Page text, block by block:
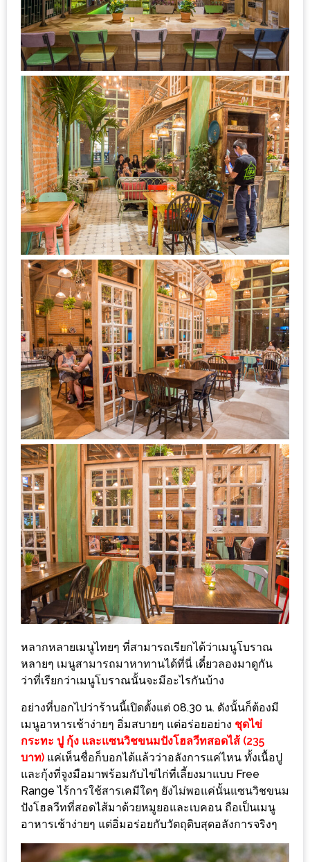
บ้านนา
เมนู
เด็ด
จาก
ANNA
FARM
ที่
เอาชนะ
ใจ
กรรมการ
จาก
THE
DISH
EVENT
ที่
ต้อง
ห้าม
พลาด
สำหรับ
ฤดู
หนาว
นี้
PING
FAI
FESTIVAL
2
–
ช็อป
ฟิน
กิน
HFG
E-
NEWS
GAME
(SABAI
SEAFOOD)
HOMEPRO
FAIR
เชียงใหม่
หลากหลายเมนูไทยๆ ที่สามารถเรียกได้ว่าเมนูโบราณ
หลายๆ เมนูสามารถมาหาทานได้ที่นี่ เดี๋ยวลองมาดูกัน
ว่าที่เรียกว่าเมนูโบราณนั้นจะมีอะไรกันบ้าง
อย่างที่บอกไปว่าร้านนี้เปิดตั้งแต่ 08.30 น.​ ดังนั้นก็ต้องมี
เมนูอาหารเช้าง่ายๆ อิ่มสบายๆ แต่อร่อยอย่าง ชุดไข่
กระทะ ปู กุ้ง และแซนวิชขนมปังโฮลวีทสอดไส้ (235
บาท) แค่เห็นชื่อก็บอกได้แล้วว่าอลังการแค่ไหน ทั้งเนื้อปู
และกุ้งที่จูงมือมาพร้อมกับไข่ไก่ที่เลี้ยงมาแบบ Free
Range ไร้การใช้สารเคมีใดๆ ยังไม่พอแค่นั้นแซนวิชขนม
ปังโฮลวีทที่สอดไส้มาด้วยหมูยอและเบคอน ถือเป็นเมนู
อาหารเช้าง่ายๆ แต่อิ่มอร่อยกับวัตถุดิบสุดอลังการจริงๆ